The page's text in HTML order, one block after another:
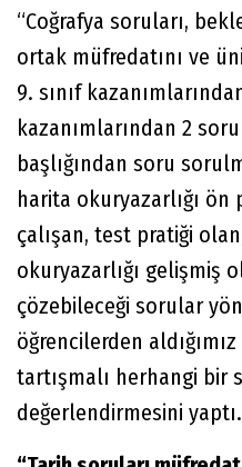
“Coğrafya soruları,
ortak müfredatını ve
9. sınıf
kazanımlarından 2
başlığından soru
harita okuryazarlığı
çalışan, test pratiği
okuryazarlığı gelişmiş
çözebileceği sorular
öğrencilerden
tartışmalı herhangi bir
değerlendirmesini yaptı.